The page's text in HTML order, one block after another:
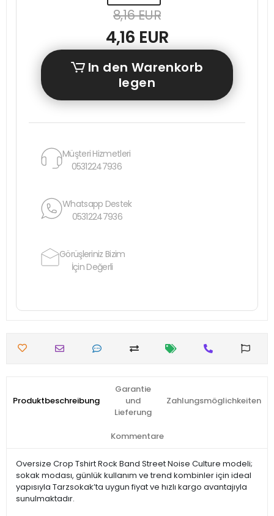
8,16 EUR
4,16 EUR
In den Warenkorb
legen
Müşteri Hizmetleri
05312247936
Whatsapp Destek
05312247936
Görüşleriniz Bizim
İçin Değerli
Produktbeschreibung
Garantie
und
Lieferung
Zahlungsmöglichkeiten
Kommentare
Oversize Crop Tshirt Rock Band Street Noise Culture modeli;
sokak modası, günlük kullanım ve trend kombinler için ideal
yapısıyla Tarzsokak’ta uygun fiyat ve hızlı kargo avantajıyla
sunulmaktadır.